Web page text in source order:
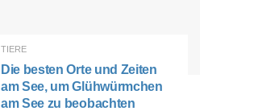
TIERE
Die besten Orte und Zeiten
am See, um Glühwürmchen
am See zu beobachten